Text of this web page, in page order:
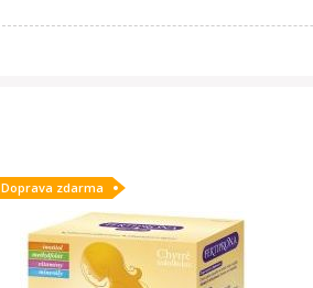
Doprava zdarma